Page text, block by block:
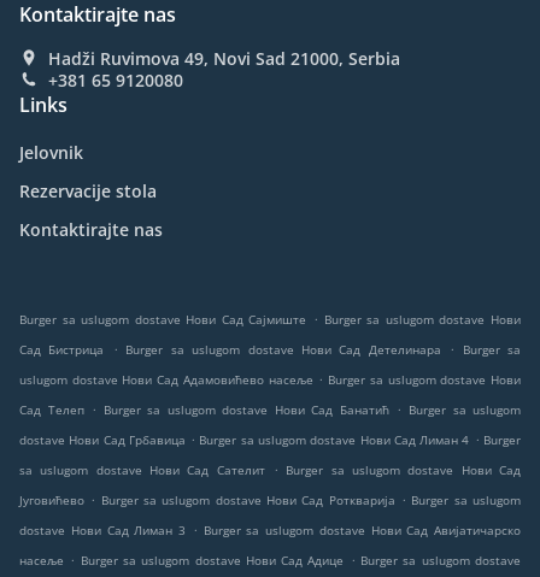
Kontaktirajte nas
Hadži Ruvimova 49, Novi Sad 21000, Serbia
+381 65 9120080
Links
Jelovnik
Rezervacije stola
Kontaktirajte nas
Burger sa uslugom dostave Нови Сад Сајмиште . Burger sa uslugom dostave Нови
Сад Бистрица
. Burger sa uslugom dostave Нови Сад Детелинара .
Burger sa
uslugom dostave Нови Сад Адамовићево насеље . Burger sa uslugom dostave Нови
Сад Телеп
. Burger sa uslugom dostave Нови Сад Банатић . Burger sa uslugom
dostave Нови Сад Грбавица . Burger sa uslugom dostave Нови Сад Лиман 4 . Burger
sa uslugom dostave Нови Сад Сателит
. Burger sa uslugom dostave Нови Сад
Југовићево . Burger sa uslugom dostave Нови Сад Роткварија . Burger sa uslugom
dostave Нови Сад Лиман 3
. Burger sa uslugom dostave Нови Сад Авијатичарско
насеље . Burger sa uslugom dostave Нови Сад Адице . Burger sa uslugom dostave